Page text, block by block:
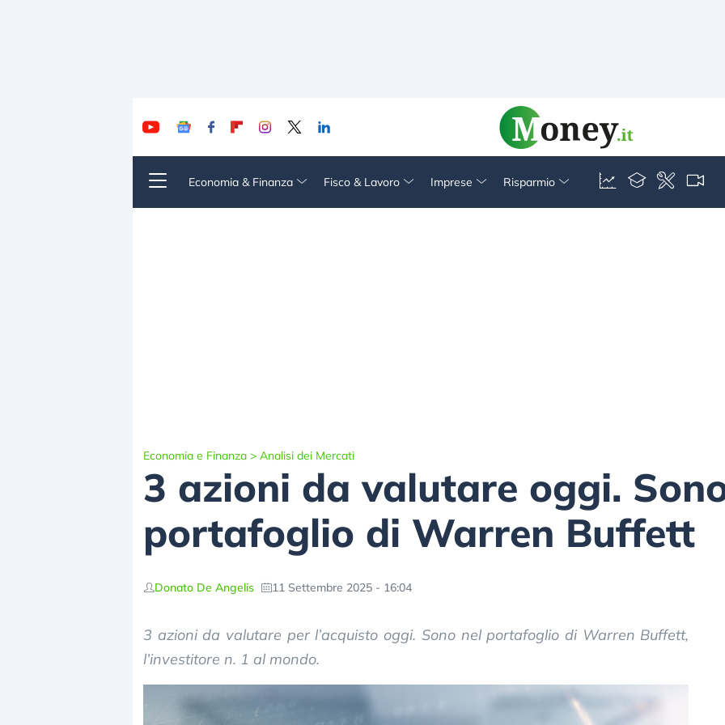
Economia & Finanza Fisco & Lavoro Imprese Risparmio
Economia e Finanza > Analisi dei Mercati
3 azioni da valutare oggi.
portafoglio di Warren Buffett
Donato De Angelis 11 Settembre 2025 - 16:04
3 azioni da valutare per l’acquisto oggi. Sono nel portafoglio di Warren Buffett,
l’investitore n. 1 al mondo.